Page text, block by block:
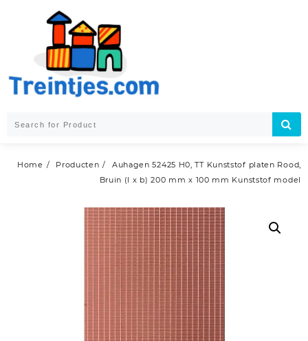
Home Producten
Auhagen 52425 H0, TT Kunststof platen Rood,
Bruin (l x b) 200 mm x 100 mm Kunststof model